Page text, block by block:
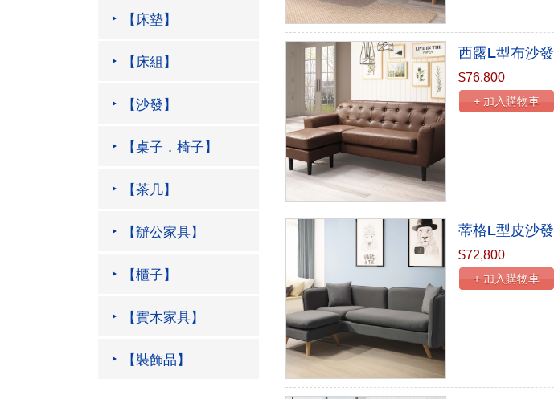
【床墊】
【床組】
【沙發】
【桌子．椅子】
【茶几】
【辦公家具】
【櫃子】
【實木家具】
【裝飾品】
西露L型布沙發
$76,800
+ 加入購物車
蒂格L型皮沙發
$72,800
+ 加入購物車